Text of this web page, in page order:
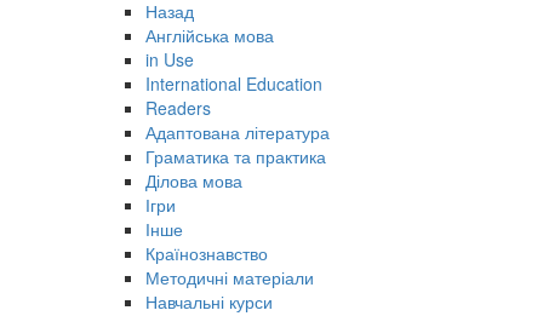
Назад
Англійська мова
in Use
International Education
Readers
Адаптована література
Граматика та практика
Ділова мова
Ігри
Інше
Країнознавство
Методичні матеріали
Навчальні курси